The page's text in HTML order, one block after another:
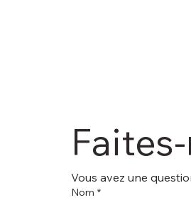
Vous avez une
Nom *